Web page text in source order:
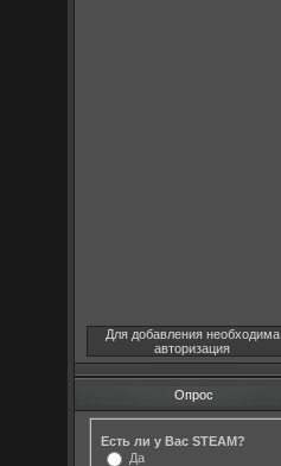
Для добавления необходима
авторизация
Опрос
Есть ли у Вас STEAM?
Да